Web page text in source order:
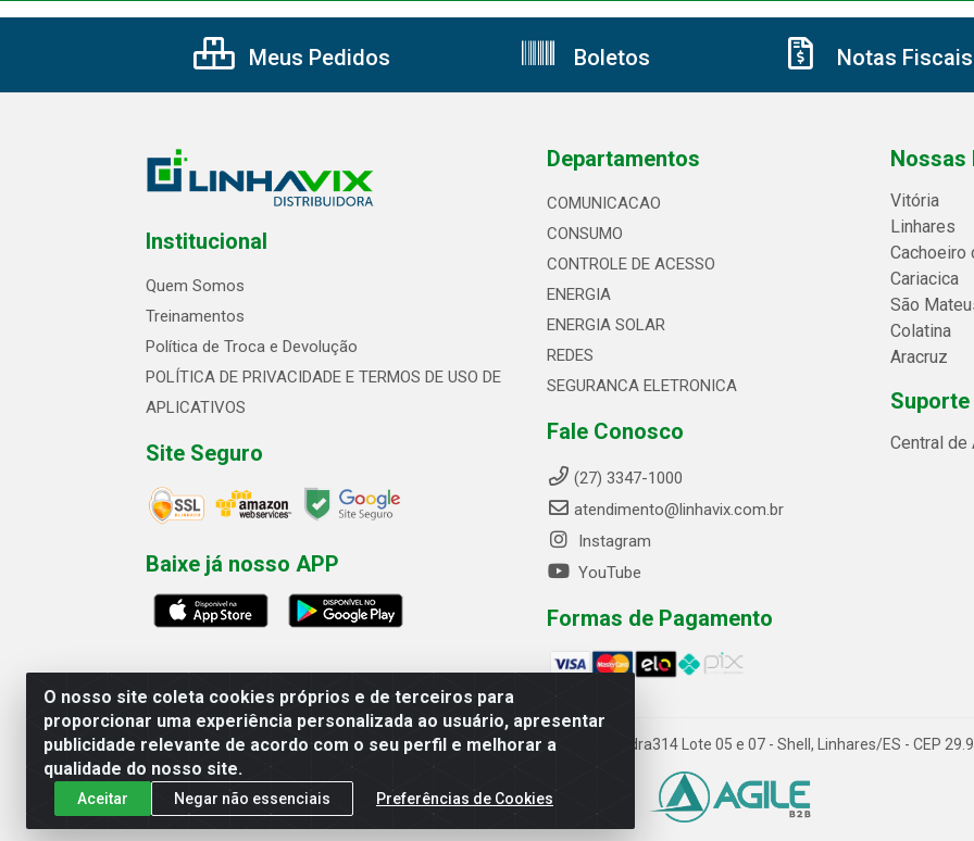
O nosso site coleta cookies próprios e de terceiros para
proporcionar uma experiência personalizada ao usuário, apresentar
publicidade relevante de acordo com o seu perfil e melhorar a
qualidade do nosso site.
Aceitar Negar não essenciais Preferências de Cookies
Meus Pedidos Boletos Notas Fiscais
Institucional
Quem Somos
Treinamentos
Política de Troca e Devolução
POLÍTICA DE PRIVACIDADE E TERMOS DE USO DE
APLICATIVOS
Site Seguro
Baixe já nosso APP
Departamentos
COMUNICACAO
CONSUMO
CONTROLE DE ACESSO
ENERGIA
ENERGIA SOLAR
REDES
SEGURANCA ELETRONICA
Fale Conosco
(27) 3347-1000
atendimento@linhavix.com.br
Instagram
YouTube
Formas de Pagamento
Nossas
Vitória
Linhares
Cachoeiro
Cariacica
São
Colatina
Aracruz
Central de
Linhavix Distribuidora LTDA - Avenida Alegre, 2521 - Quadra314 Lote 05 e 07 - Shell, Linhares/ES - CEP